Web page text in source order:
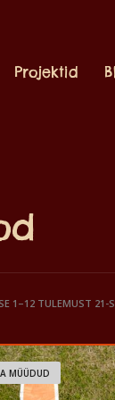
Projektid
1–12 TULEMUST 21-
MÜÜDUD